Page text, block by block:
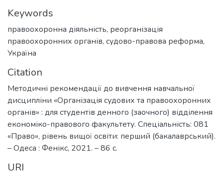
Keywords
правоохоронна діяльність, реорганізація
правоохоронних органів, судово-правова реформа,
Україна
Citation
Методичні рекомендації до вивчення навчальної
дисципліни «Організація судових та правоохоронних
органів» : для студентів денного (заочного) відділення
економіко-правового факультету. Спеціальність: 081
«Право», рівень вищої освіти: перший (бакалаврський).
– Одеса : Фенікс, 2021. – 86 с.
URI